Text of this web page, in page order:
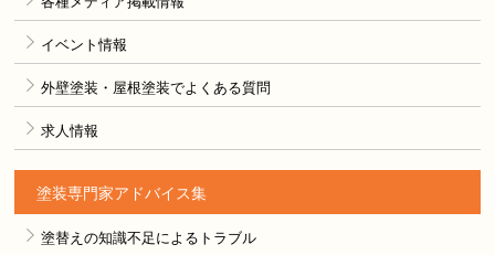
イベント情報
外壁塗装・屋根塗装でよくある質問
求人情報
塗装専門家アドバイス集
塗替えの知識不足によるトラブル